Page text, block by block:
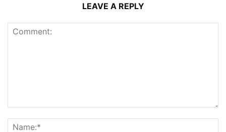
LEAVE A REPLY